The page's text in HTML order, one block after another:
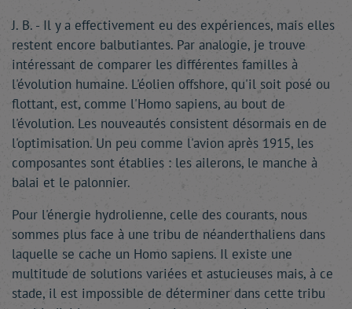
J. B. - Il y a effectivement eu des expériences, mais elles
restent encore balbutiantes. Par analogie, je trouve
intéressant de comparer les différentes familles à
l'évolution humaine. L'éolien offshore, qu'il soit posé ou
flottant, est, comme l'Homo sapiens, au bout de
l'évolution. Les nouveautés consistent désormais en de
l'optimisation. Un peu comme l'avion après 1915, les
composantes sont établies : les ailerons, le manche à
balai et le palonnier.
Pour l'énergie hydrolienne, celle des courants, nous
sommes plus face à une tribu de néanderthaliens dans
laquelle se cache un Homo sapiens. Il existe une
multitude de solutions variées et astucieuses mais, à ce
stade, il est impossible de déterminer dans cette tribu